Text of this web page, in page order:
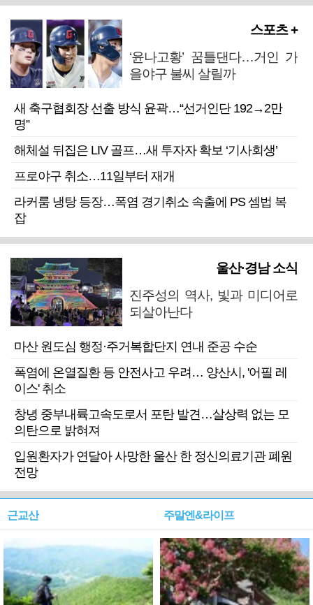
스포츠 +
‘윤나고황’ 꿈틀댄다…거인 가
을야구 불씨 살릴까
새 축구협회장 선출 방식 윤곽…“선거인단 192→2만
명”
해체설 뒤집은 LIV 골프…새 투자자 확보 ‘기사회생’
프로야구 취소…11일부터 재개
라커룸 냉탕 등장…폭염 경기취소 속출에 PS 셈법 복
잡
울산·경남 소식
진주성의 역사, 빛과 미디어로
되살아난다
마산 원도심 행정·주거복합단지 연내 준공 수순
폭염에 온열질환 등 안전사고 우려… 양산시, '어필 레
이스' 취소
창녕 중부내륙고속도로서 포탄 발견…살상력 없는 모
의탄으로 밝혀져
입원환자가 연달아 사망한 울산 한 정신의료기관 폐원
전망
근교산 주말엔&라이프